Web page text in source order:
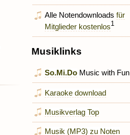
Alle Notendownloadsfür
Mitglieder kostenlos1
Musiklinks
So.Mi.Do Music with Fun
Karaoke download
Musikverlag Top
Musik (MP3) zu Noten